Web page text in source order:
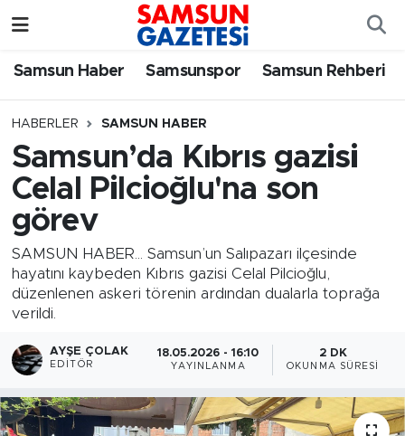
Samsun Haber Samsunspor Samsun Rehberi
HABERLER SAMSUN HABER
Samsun’da Kıbrıs gazisi
Celal Pilcioğlu'na son
görev
SAMSUN HABER... Samsun’un Salıpazarı ilçesinde
hayatını kaybeden Kıbrıs gazisi Celal Pilcioğlu,
düzenlenen askeri törenin ardından dualarla toprağa
verildi.
AYŞE ÇOLAK
EDITÖR
18.05.2026 - 16:10
YAYINLANMA
2 DK
OKUNMA SÜRESI
Samsun Haber
Samsun Rehberi
Samsun Nöbetçi Eczaneler
SAMSUN Namaz Vakitleri
Samsun Trafik Yoğunluk Haritası
Süper Lig Puan Durumu ve Fikstür
Tüm Manşetler
Son Dakika Haberleri